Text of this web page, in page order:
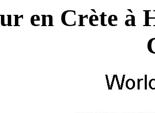
en Crète à